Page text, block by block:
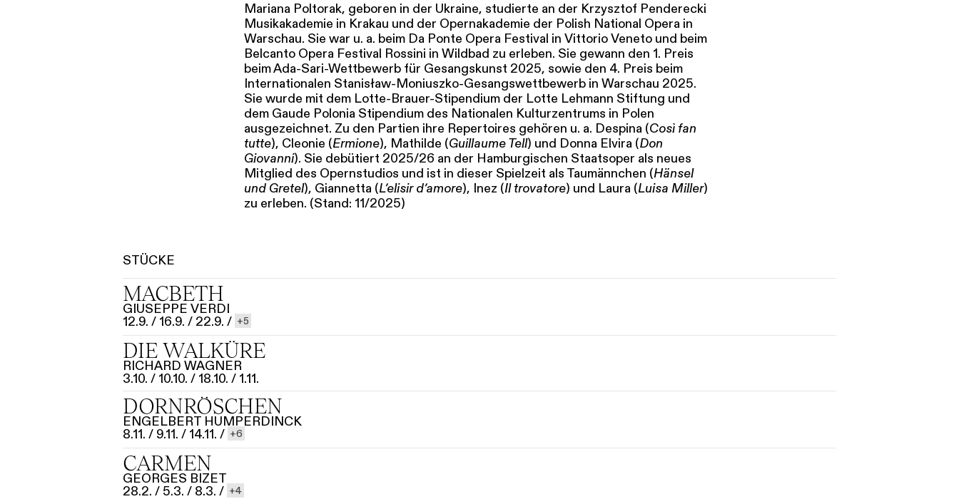
Mariana Poltorak, geboren in der Ukraine, studierte an der Krzysztof Penderecki
Musikakademie in Krakau und der Opernakademie der Polish National Opera in
Warschau. Sie war u. a. beim Da Ponte Opera Festival in Vittorio Veneto und beim
Belcanto Opera Festival Rossini in Wildbad zu erleben. Sie gewann den 1. Preis
beim Ada-Sari-Wettbewerb für Gesangskunst 2025, sowie den 4. Preis beim
Internationalen Stanisław-Moniuszko-Gesangswettbewerb in Warschau 2025.
Sie wurde mit dem Lotte-Brauer-Stipendium der Lotte Lehmann Stiftung und
dem Gaude Polonia Stipendium des Nationalen Kulturzentrums in Polen
ausgezeichnet. Zu den Partien ihre Repertoires gehören u. a. Despina (Così fan
tutte), Cleonie (Ermione), Mathilde (Guillaume Tell) und Donna Elvira (Don
Giovanni). Sie debütiert 2025/26 an der Hamburgischen Staatsoper als neues
Mitglied des Opernstudios und ist in dieser Spielzeit als Taumännchen (Hänsel
und Gretel), Giannetta (L’elisir d’amore), Inez (Il trovatore) und Laura (Luisa Miller)
zu erleben. (Stand: 11/2025)
STÜCKE
MACBETH
GIUSEPPE VERDI
12.9. / 16.9. / 22.9. / 5
DIE WALKÜRE
RICHARD WAGNER
3.10.
10.10. 18.10. 1.11.
DORNRÖSCHEN
ENGELBERT HUMPERDINCK
8.11. / 9.11. / 14.11. / 6
CARMEN
GEORGES BIZET
28.2. / 5.3. / 8.3. / 4